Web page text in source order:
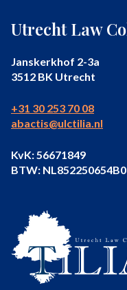
Utrecht Law
Janskerkhof 2-3a
3512 BK Utrecht
+31 30 253 70 08
abactis@ulctilia.nl
KvK: 56671849
BTW: